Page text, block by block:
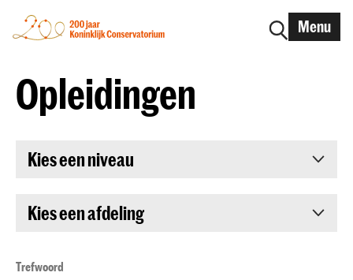
Menu
Opleidingen
Kies een niveau
Kies een afdeling